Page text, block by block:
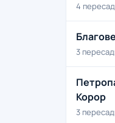
4
3
Корор
3